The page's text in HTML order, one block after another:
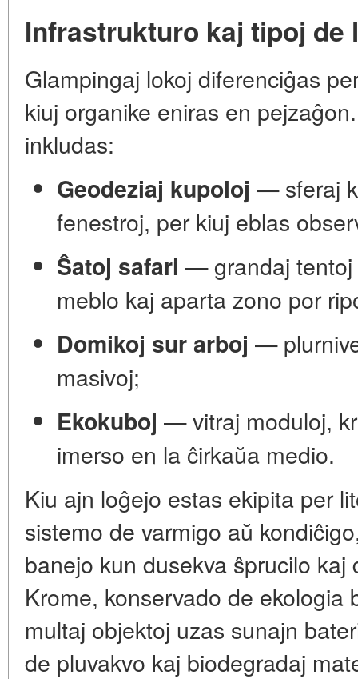
Infrastrukturo kaj tipoj de
Glampingaj lokoj diferenciĝas
kiuj organike eniras en
inkludas:
Geodeziaj kupoloj — sferaj
fenestroj, per kiuj eblas
Ŝatoj safari — grandaj tentoj
meblo kaj aparta zono por
Domikoj sur arboj —
masivoj;
Ekokuboj — vitraj moduloj,
imerso en la ĉirkaŭa medio.
Kiu ajn loĝejo estas ekipita per
sistemo de varmigo aŭ
banejo kun dusekva ŝprucilo kaj
Krome, konservado de
multaj objektoj uzas sunajn
de pluvakvo kaj biodegradaj